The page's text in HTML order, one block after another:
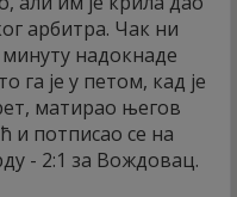
арбитра. Чак ни
надокнаде
га је у петом, кад је
матирао његов
и потписао се на
- 2:1 за Вождовац.